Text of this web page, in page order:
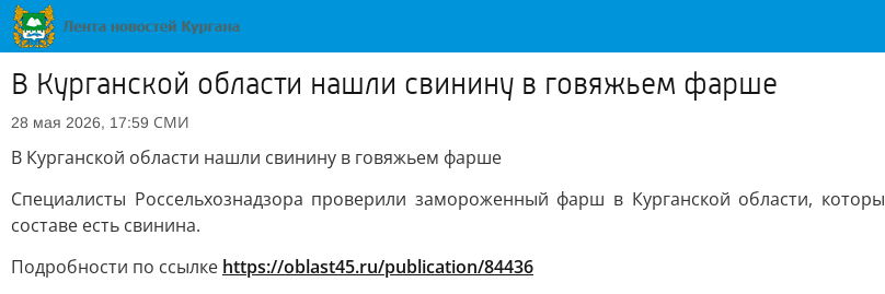
В Курганской области нашли свинину в говяжьем фарше
28 мая 2026, 17:59 СМИ
В Курганской области нашли свинину в говяжьем фарше
Специалисты Россельхознадзора проверили замороженный фарш в Курганской области,
составе есть свинина.
Подробности по ссылке https://oblast45.ru/publication/84436